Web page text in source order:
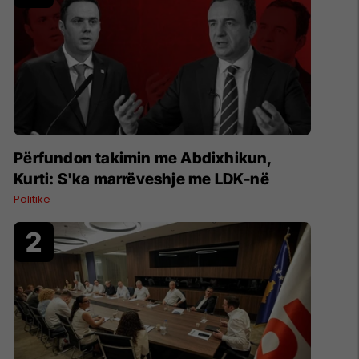
Përfundon takimin me Abdixhikun,
Kurti: S'ka marrëveshje me LDK-në
Politikë